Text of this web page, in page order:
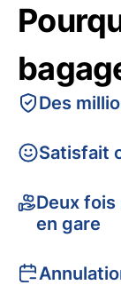
Des
Satisfait
Deux fois
en gare